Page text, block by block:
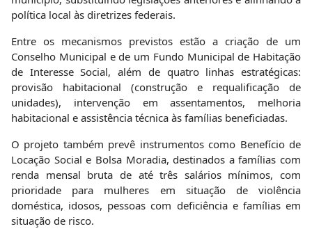
política local às diretrizes federais.
Entre os mecanismos previstos estão a criação de um
Conselho Municipal e de um Fundo Municipal de Habitação
de Interesse Social, além de quatro linhas estratégicas:
provisão habitacional (construção e requalificação de
unidades), intervenção em assentamentos, melhoria
habitacional e assistência técnica às famílias beneficiadas.
O projeto também prevê instrumentos como Benefício de
Locação Social e Bolsa Moradia, destinados a famílias com
renda mensal bruta de até três salários mínimos, com
prioridade para mulheres em situação de violência
doméstica, idosos, pessoas com deficiência e famílias em
situação de risco.